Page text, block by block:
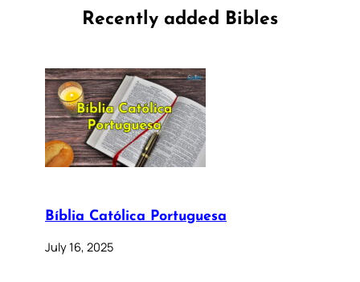
Recently added Bibles
Bíblia Católica Portuguesa
July 16, 2025